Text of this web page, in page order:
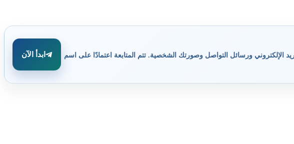
الإلكتروني ورسائل التواصل وصورتك الشخصية. تتم المتابعة اعتمادًا على اسم
ابدأ الآن